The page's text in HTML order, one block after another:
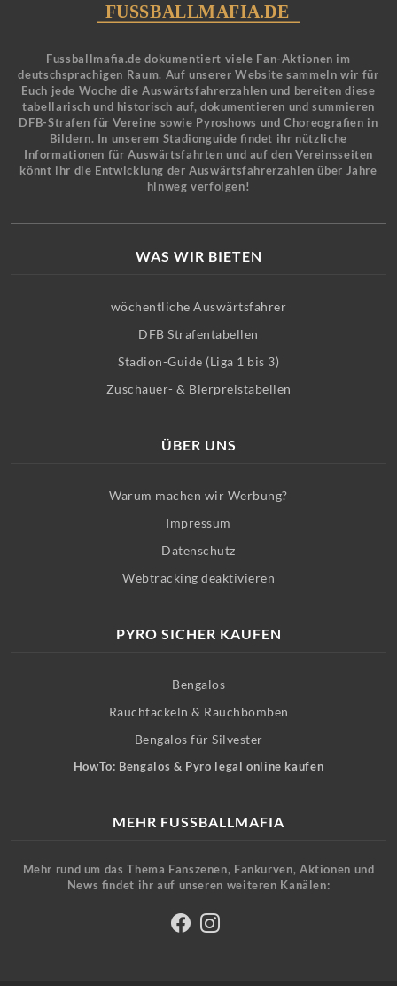
Fussballmafia.de dokumentiert viele Fan-Aktionen im
deutschsprachigen Raum. Auf unserer Website sammeln wir für
Euch jede Woche die Auswärtsfahrerzahlen und bereiten diese
tabellarisch und historisch auf, dokumentieren und summieren
DFB-Strafen für Vereine sowie Pyroshows und Choreografien in
Bildern. In unserem Stadionguide findet ihr nützliche
Informationen für Auswärtsfahrten und auf den Vereinsseiten
könnt ihr die Entwicklung der Auswärtsfahrerzahlen über Jahre
hinweg verfolgen!
WAS WIR BIETEN
wöchentliche Auswärtsfahrer
DFB Strafentabellen
Stadion-Guide (Liga 1 bis 3)
Zuschauer- & Bierpreistabellen
ÜBER UNS
Warum machen wir Werbung?
Impressum
Datenschutz
Webtracking deaktivieren
PYRO SICHER KAUFEN
Bengalos
Rauchfackeln & Rauchbomben
Bengalos für Silvester
HowTo: Bengalos & Pyro legal online kaufen
MEHR FUSSBALLMAFIA
Mehr rund um das Thema Fanszenen, Fankurven, Aktionen und
News findet ihr auf unseren weiteren Kanälen: